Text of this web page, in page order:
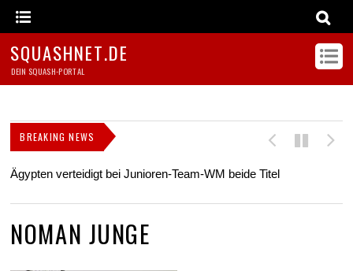
SQUASHNET.DE
DEIN SQUASH-PORTAL
BREAKING NEWS
Ägypten verteidigt bei Junioren-Team-WM beide Titel
NOMAN JUNGE